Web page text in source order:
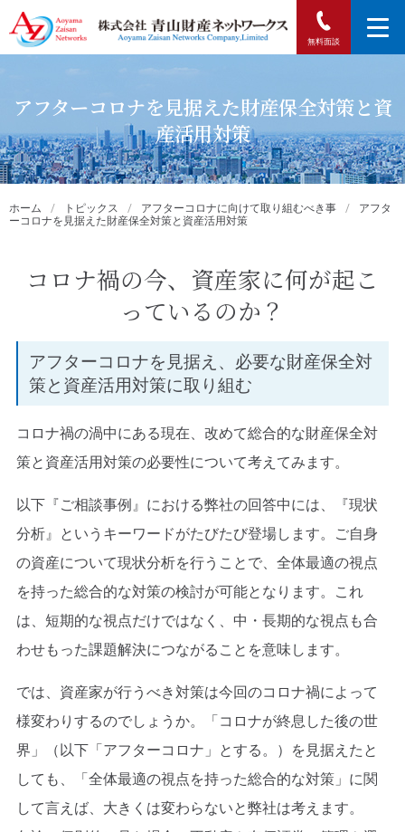
無料面談
アフターコロナを見据えた財産保全対策と資
産活用対策
ホーム / トピックス / アフターコロナに向けて取り組むべき事 /
アフタ
ーコロナを見据えた財産保全対策と資産活用対策
コロナ禍の今、資産家に何が起こ
っているのか？
アフターコロナを見据え、必要な財産保全対
策と資産活用対策に取り組む
コロナ禍の渦中にある現在、改めて総合的な財産保全対
策と資産活用対策の必要性について考えてみます。
以下『ご相談事例』における弊社の回答中には、『現状
分析』というキーワードがたびたび登場します。ご自身
の資産について現状分析を行うことで、全体最適の視点
を持った総合的な対策の検討が可能となります。これ
は、短期的な視点だけではなく、中・長期的な視点も合
わせもった課題解決につながることを意味します。
では、資産家が行うべき対策は今回のコロナ禍によって
様変わりするのでしょうか。「コロナが終息した後の世
界」（以下「アフターコロナ」とする。）を見据えたと
しても、「全体最適の視点を持った総合的な対策」に関
して言えば、大きくは変わらないと弊社は考えます。